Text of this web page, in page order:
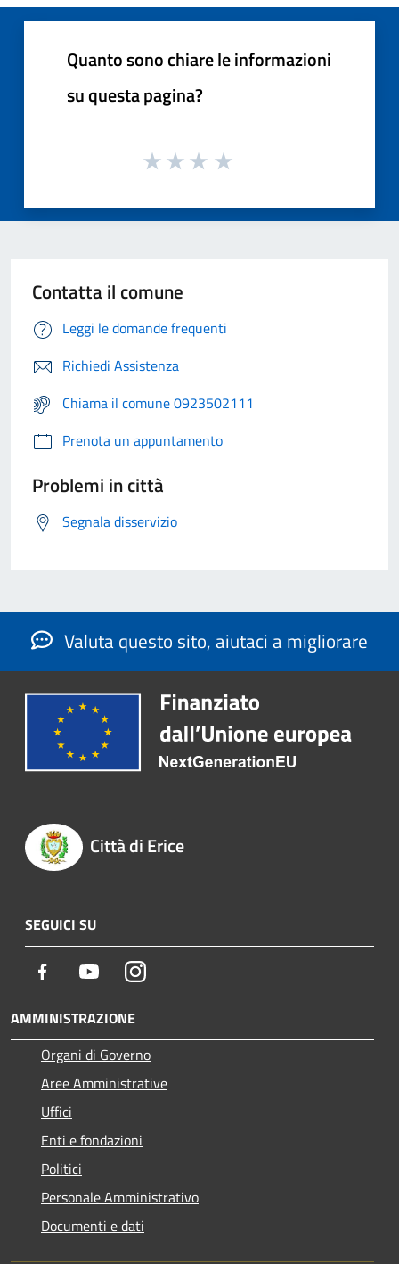
Quanto sono chiare le informazioni
su questa pagina?
Contatta il comune
Leggi le domande frequenti
Richiedi Assistenza
Chiama il comune 0923502111
Prenota un appuntamento
Problemi in città
Segnala disservizio
Valuta questo sito, aiutaci a migliorare
Città di Erice
SEGUICI SU
Facebook YoutubeInstagram
AMMINISTRAZIONE
Organi di Governo
Aree Amministrative
Uffici
Enti e fondazioni
Politici
Personale Amministrativo
Documenti e dati